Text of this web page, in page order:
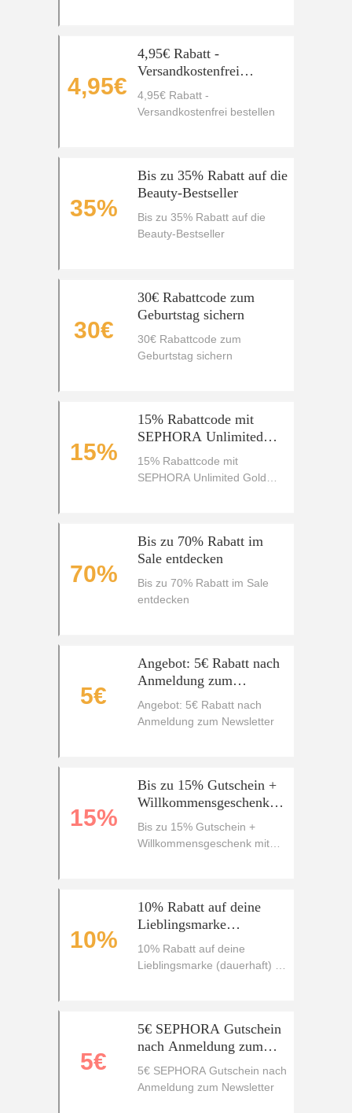
4,95€
4,95€ Rabatt -
Versandkostenfrei
bestellen
4,95€ Rabatt -
Versandkostenfrei bestellen
35%
Bis zu 35% Rabatt auf die
Beauty-Bestseller
Bis zu 35% Rabatt auf die
Beauty-Bestseller
30€
30€ Rabattcode zum
Geburtstag sichern
30€ Rabattcode zum
Geburtstag sichern
15%
15% Rabattcode mit
SEPHORA Unlimited
Gold Vorteil
15% Rabattcode mit
SEPHORA Unlimited Gold
70%
Bis zu 70% Rabatt im
Sale entdecken
Bis zu 70% Rabatt im Sale
entdecken
5€
Angebot: 5€ Rabatt nach
Anmeldung zum
Newsletter
Angebot: 5€ Rabatt nach
Anmeldung zum Newsletter
15%
Bis zu 15% Gutschein +
Willkommensgeschenk
mit SEPHORA Unlimited
Bis zu 15% Gutschein +
Willkommensgeschenk mit
10%
10% Rabatt auf deine
Lieblingsmarke
(dauerhaft) mit
SEPHORA Unlimited
10% Rabatt auf deine
Lieblingsmarke (dauerhaft) mit
5€
5€ SEPHORA Gutschein
nach Anmeldung zum
Newsletter
5€ SEPHORA Gutschein nach
Anmeldung zum Newsletter